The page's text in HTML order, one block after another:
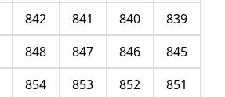
839
840
841
842
845
846
847
848
851
852
853
854